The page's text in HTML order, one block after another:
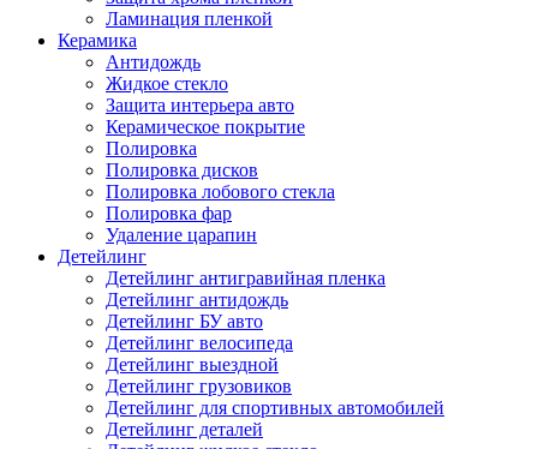
Ламинация пленкой
Керамика
Антидождь
Жидкое стекло
Защита интерьера авто
Керамическое покрытие
Полировка
Полировка дисков
Полировка лобового стекла
Полировка фар
Удаление царапин
Детейлинг
Детейлинг антигравийная пленка
Детейлинг антидождь
Детейлинг БУ авто
Детейлинг велосипеда
Детейлинг выездной
Детейлинг грузовиков
Детейлинг для спортивных автомобилей
Детейлинг деталей